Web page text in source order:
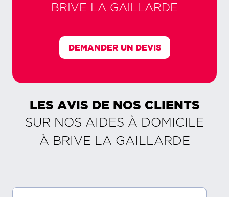
BRIVE LA GAILLARDE
DEMANDER UN DEVIS
LES AVIS DE NOS CLIENTS
SUR NOS AIDES À DOMICILE
À BRIVE LA GAILLARDE